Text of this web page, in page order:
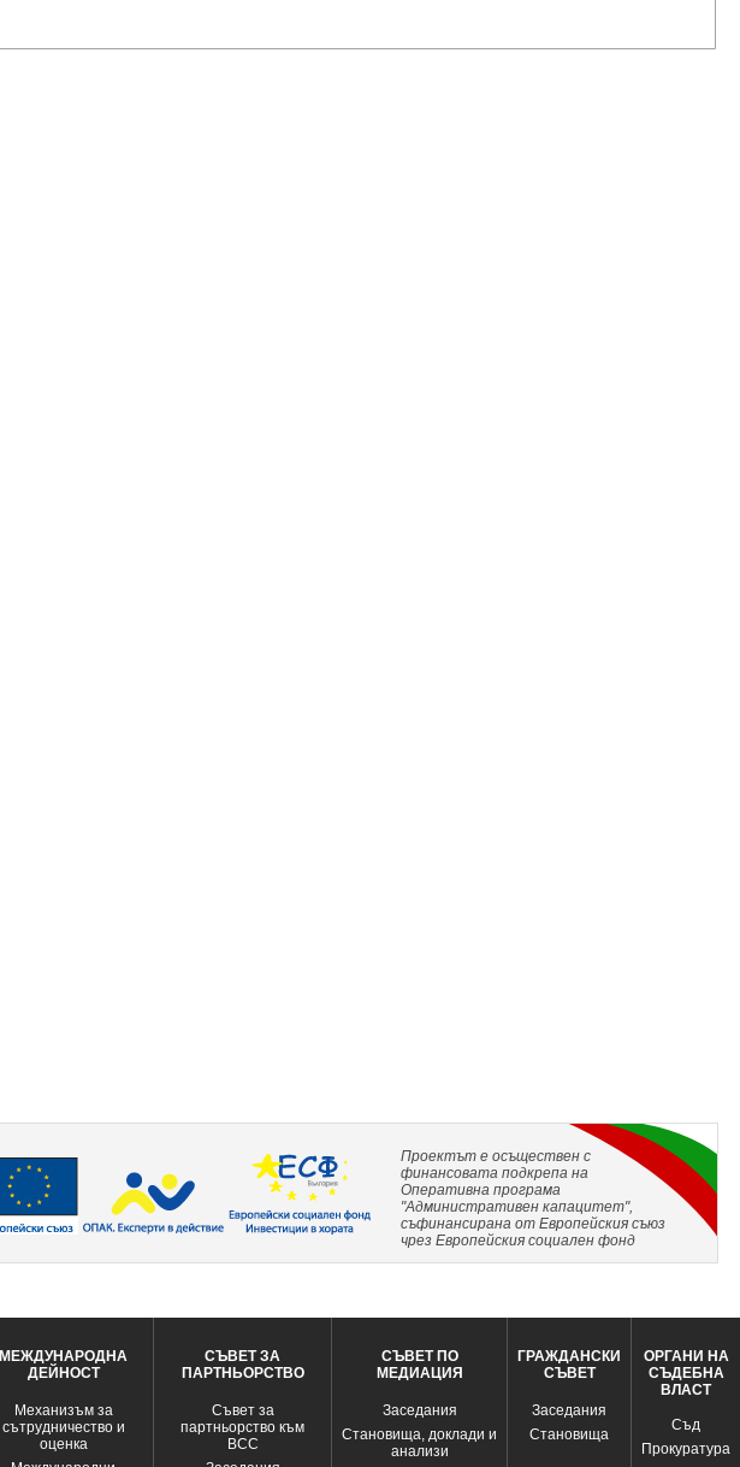
Проектът е осъществен с
финансовата подкрепа на
Оперативна програма
"Административен капацитет",
съфинансирана от Европейския съюз
чрез Европейския социален фонд
МЕЖДУНАРОДНА
ДЕЙНОСТ
Механизъм за
сътрудничество и
оценка
СЪВЕТ ЗА
ПАРТНЬОРСТВО
Съвет за
партньорство към
ВСС
СЪВЕТ ПО
МЕДИАЦИЯ
Заседания
Становища, доклади и
анализи
ГРАЖДАНСКИ
СЪВЕТ
Заседания
Становища
ОРГАНИ НА
СЪДЕБНА
ВЛАСТ
Съд
Прокуратура